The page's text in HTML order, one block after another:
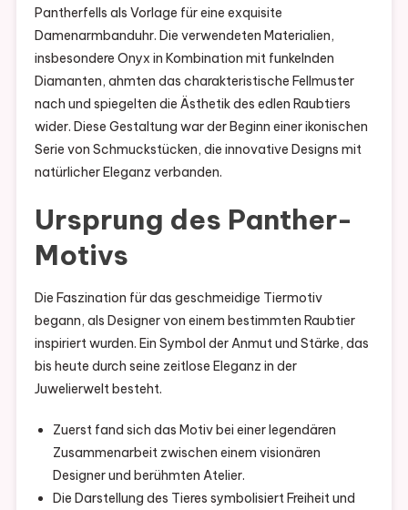
Pantherfells als Vorlage für eine exquisite
Damenarmbanduhr. Die verwendeten Materialien,
insbesondere Onyx in Kombination mit funkelnden
Diamanten, ahmten das charakteristische Fellmuster
nach und spiegelten die Ästhetik des edlen Raubtiers
wider. Diese Gestaltung war der Beginn einer ikonischen
Serie von Schmuckstücken, die innovative Designs mit
natürlicher Eleganz verbanden.
Ursprung des Panther-
Motivs
Die Faszination für das geschmeidige Tiermotiv
begann, als Designer von einem bestimmten Raubtier
inspiriert wurden. Ein Symbol der Anmut und Stärke, das
bis heute durch seine zeitlose Eleganz in der
Juwelierwelt besteht.
Zuerst fand sich das Motiv bei einer legendären
Zusammenarbeit zwischen einem visionären
Designer und berühmten Atelier.
Die Darstellung des Tieres symbolisiert Freiheit und